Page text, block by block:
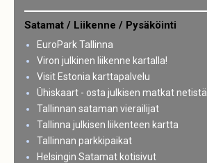
Satamat / Liikenne / Pysäköinti
EuroPark Tallinna
Viron julkinen liikenne kartalla!
Visit Estonia karttapalvelu
Ühiskaart - osta julkisen matkat netistä
Tallinnan sataman vierailijat
Tallinna julkisen liikenteen kartta
Tallinnan parkkipaikat
Helsingin Satamat kotisivut